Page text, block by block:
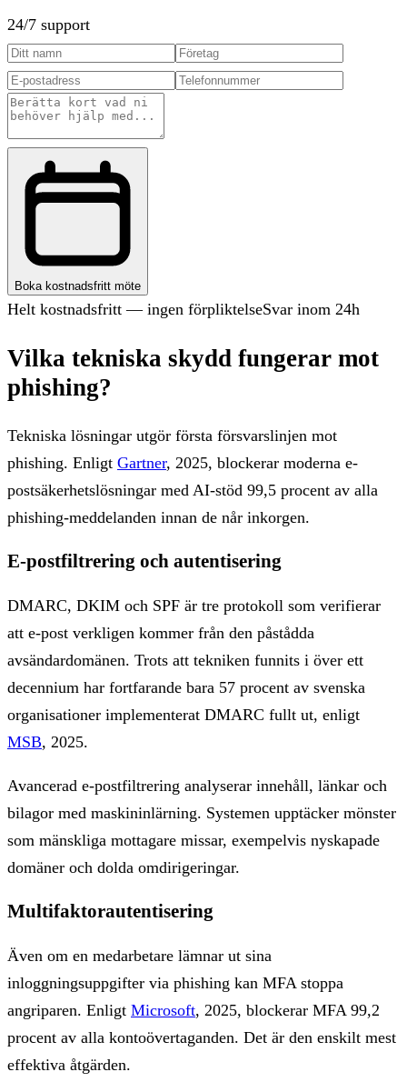
24/7 support
Boka kostnadsfritt möte
Helt kostnadsfritt — ingen förpliktelseSvar inom 24h
Vilka tekniska skydd fungerar mot
phishing?
Tekniska lösningar utgör första försvarslinjen mot
phishing. Enligt Gartner, 2025, blockerar moderna e-
postsäkerhetslösningar med AI-stöd 99,5 procent av alla
phishing-meddelanden innan de når inkorgen.
E-postfiltrering och autentisering
DMARC, DKIM och SPF är tre protokoll som verifierar
att e-post verkligen kommer från den påstådda
avsändardomänen. Trots att tekniken funnits i över ett
decennium har fortfarande bara 57 procent av svenska
organisationer implementerat DMARC fullt ut, enligt
MSB, 2025.
Avancerad e-postfiltrering analyserar innehåll, länkar och
bilagor med maskininlärning. Systemen upptäcker mönster
som mänskliga mottagare missar, exempelvis nyskapade
domäner och dolda omdirigeringar.
Multifaktorautentisering
Även om en medarbetare lämnar ut sina
inloggningsuppgifter via phishing kan MFA stoppa
angriparen. Enligt Microsoft, 2025, blockerar MFA 99,2
procent av alla kontoövertaganden. Det är den enskilt mest
effektiva åtgärden.